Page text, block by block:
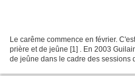
Le carême commence en février.
prière et de jeûne [1] . En 2003
de jeûne dans le cadre des sessions